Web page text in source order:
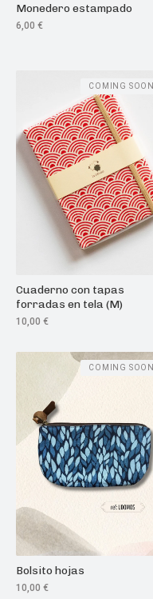
Monedero estampado
6,00 €
Cuaderno con tapas
forradas en tela (M)
10,00 €
COMING SOON
Bolsito hojas
10,00 €
COMING SOON